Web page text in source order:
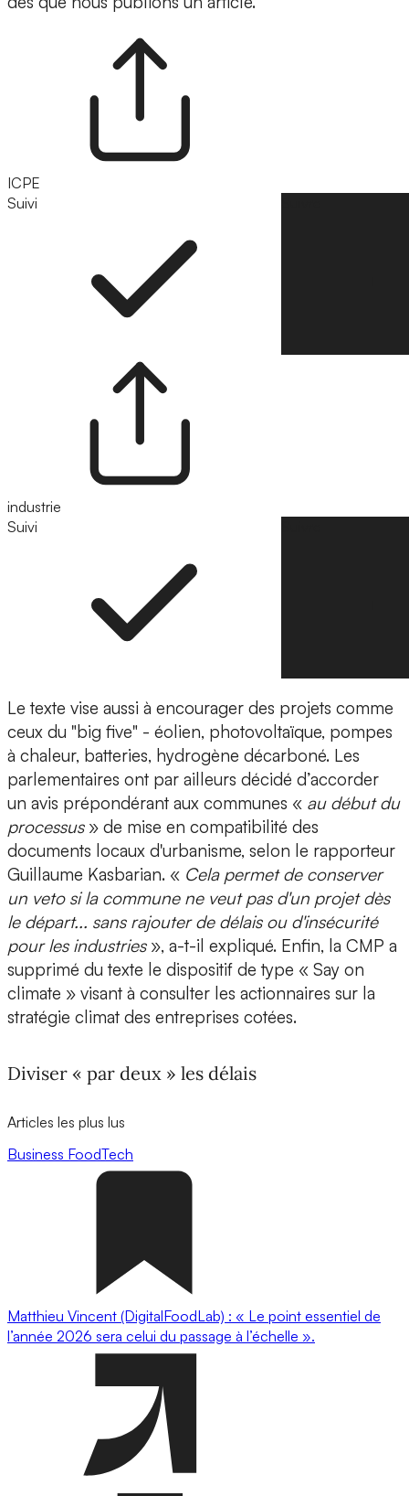
ICPE
Suivi
industrie
Suivi
Le texte vise aussi à encourager des projets comme
ceux du "big five" - éolien, photovoltaïque, pompes
à chaleur, batteries, hydrogène décarboné. Les
parlementaires ont par ailleurs décidé d’accorder
un avis prépondérant aux communes « au début du
processus» de mise en compatibilité des
documents locaux d'urbanisme, selon le rapporteur
Guillaume Kasbarian. « Cela permet de conserver
un veto si la commune ne veut pas d'un projet dès
le départ... sans rajouter de délais ou d'insécurité
pour les industries», a-t-il expliqué. Enfin, la CMP a
supprimé du texte le dispositif de type « Say on
climate » visant à consulter les actionnaires sur la
stratégie climat des entreprises cotées.
Diviser « par deux » les délais
Articles les plus lus
Business FoodTech
Matthieu Vincent (DigitalFoodLab) : « Le point essentiel de
l’année 2026 sera celui du passage à l’échelle ».